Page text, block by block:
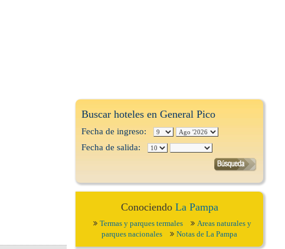
Buscar hoteles en General Pico
Fecha de ingreso:
Fecha de salida:
Conociendo La Pampa
Termas y parques termales
Areas naturales y
parques nacionales
Notas de La Pampa